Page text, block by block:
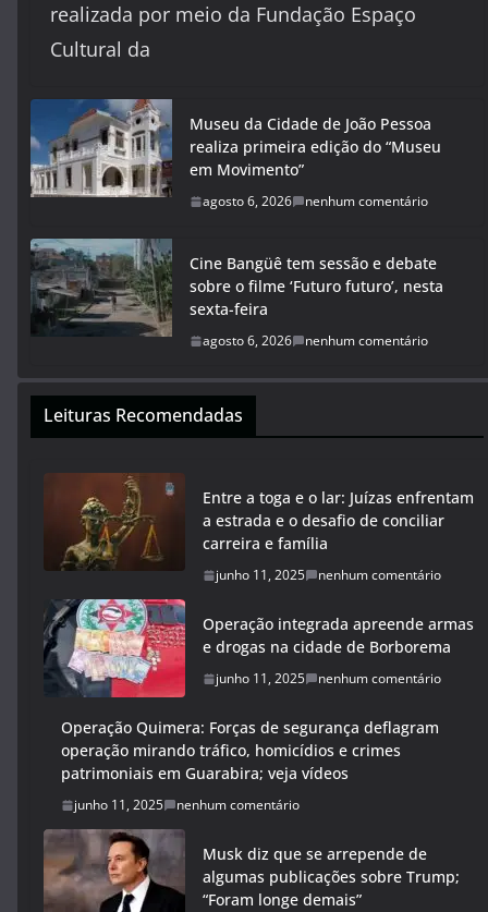
realizada por meio da Fundação Espaço
Cultural da
Museu da Cidade de João Pessoa
realiza primeira edição do “Museu
em Movimento”
agosto 6, 2026 nenhum comentário
Cine Bangüê tem sessão e debate
sobre o filme ‘Futuro futuro’, nesta
sexta-feira
agosto 6, 2026 nenhum comentário
Leituras Recomendadas
Entre a toga e o lar: Juízas enfrentam
a estrada e o desafio de conciliar
carreira e família
junho 11, 2025 nenhum comentário
Operação integrada apreende armas
e drogas na cidade de Borborema
junho 11, 2025 nenhum comentário
Operação Quimera: Forças de segurança deflagram
operação mirando tráfico, homicídios e crimes
patrimoniais em Guarabira; veja vídeos
junho 11, 2025 nenhum comentário
Musk diz que se arrepende de
algumas publicações sobre Trump;
“Foram longe demais”